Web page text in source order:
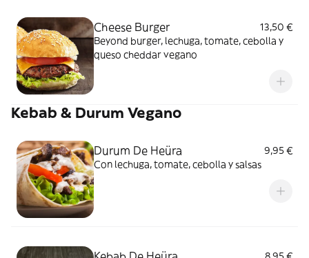
Cheese Burger
13,50 €
Beyond burger, lechuga, tomate, cebolla y
queso cheddar vegano
Kebab & Durum Vegano
Durum De Heüra
9,95 €
Con lechuga, tomate, cebolla y salsas